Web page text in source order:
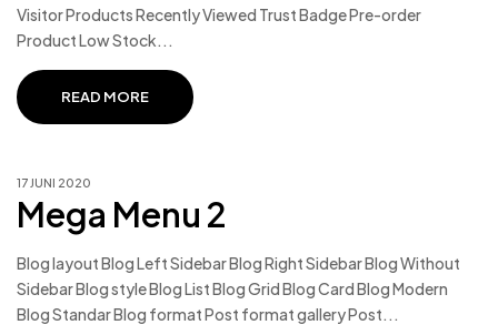
Visitor Products Recently Viewed Trust Badge Pre-order
Product Low Stock...
READ MORE
17 JUNI 2020
Mega Menu 2
Blog layout Blog Left Sidebar Blog Right Sidebar Blog Without
Sidebar Blog style Blog List Blog Grid Blog Card Blog Modern
Blog Standar Blog format Post format gallery Post...